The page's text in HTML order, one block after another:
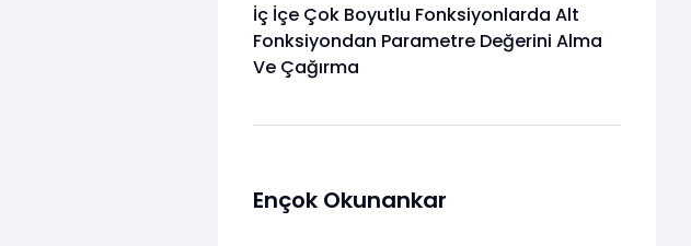
İç İçe Çok Boyutlu Fonksiyonlarda Alt
Fonksiyondan Parametre Değerini Alma
Ve Çağırma
Ençok Okunankar